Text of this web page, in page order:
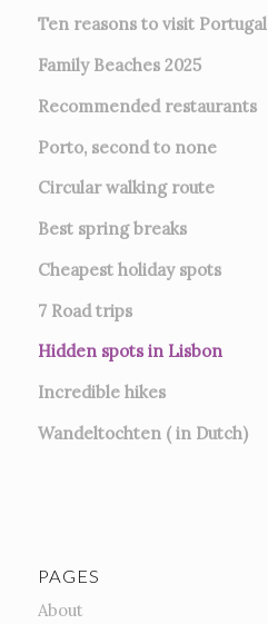
Ten reasons to visit Portugal
Family Beaches 2025
Recommended restaurants
Porto, second to none
Circular walking route
Best spring breaks
Cheapest holiday spots
7 Road trips
Hidden spots in Lisbon
Incredible hikes
Wandeltochten ( in Dutch)
PAGES
About